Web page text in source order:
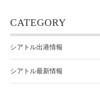
CATEGORY
シアトル出港情報
シアトル最新情報